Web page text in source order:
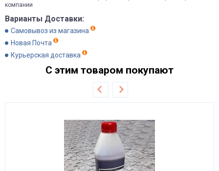
компании
Варианты Доставки:
Самовывоз из магазина
Новая Почта
Курьерская доставка
С этим товаром покупают